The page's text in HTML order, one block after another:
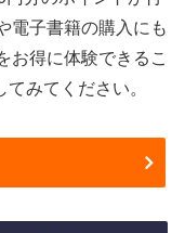
電子書籍の購入にも
お得に体験できるこ
みてください。